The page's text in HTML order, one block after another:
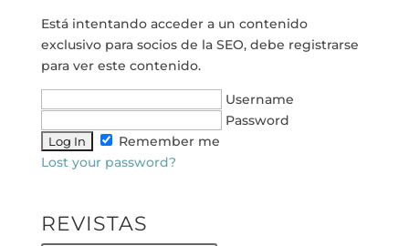
Está intentando acceder a un contenido
exclusivo para socios de la SEO, debe registrarse
para ver este contenido.
Username
Password
Remember me
Lost your password?
REVISTAS